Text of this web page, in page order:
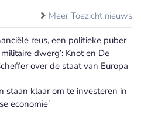
Meer Toezicht nieuws
reus, een politieke puber
dwerg’: Knot en De
over de staat van Europa
staan klaar om te investeren in
economie’